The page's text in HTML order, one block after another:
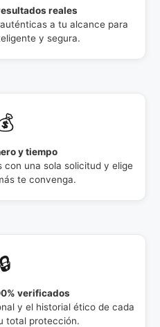
reales
a tu alcance para
y segura.
y tiempo
con una sola solicitud y elige
te convenga.
🔒
verificados
y el historial ético de cada
total protección.